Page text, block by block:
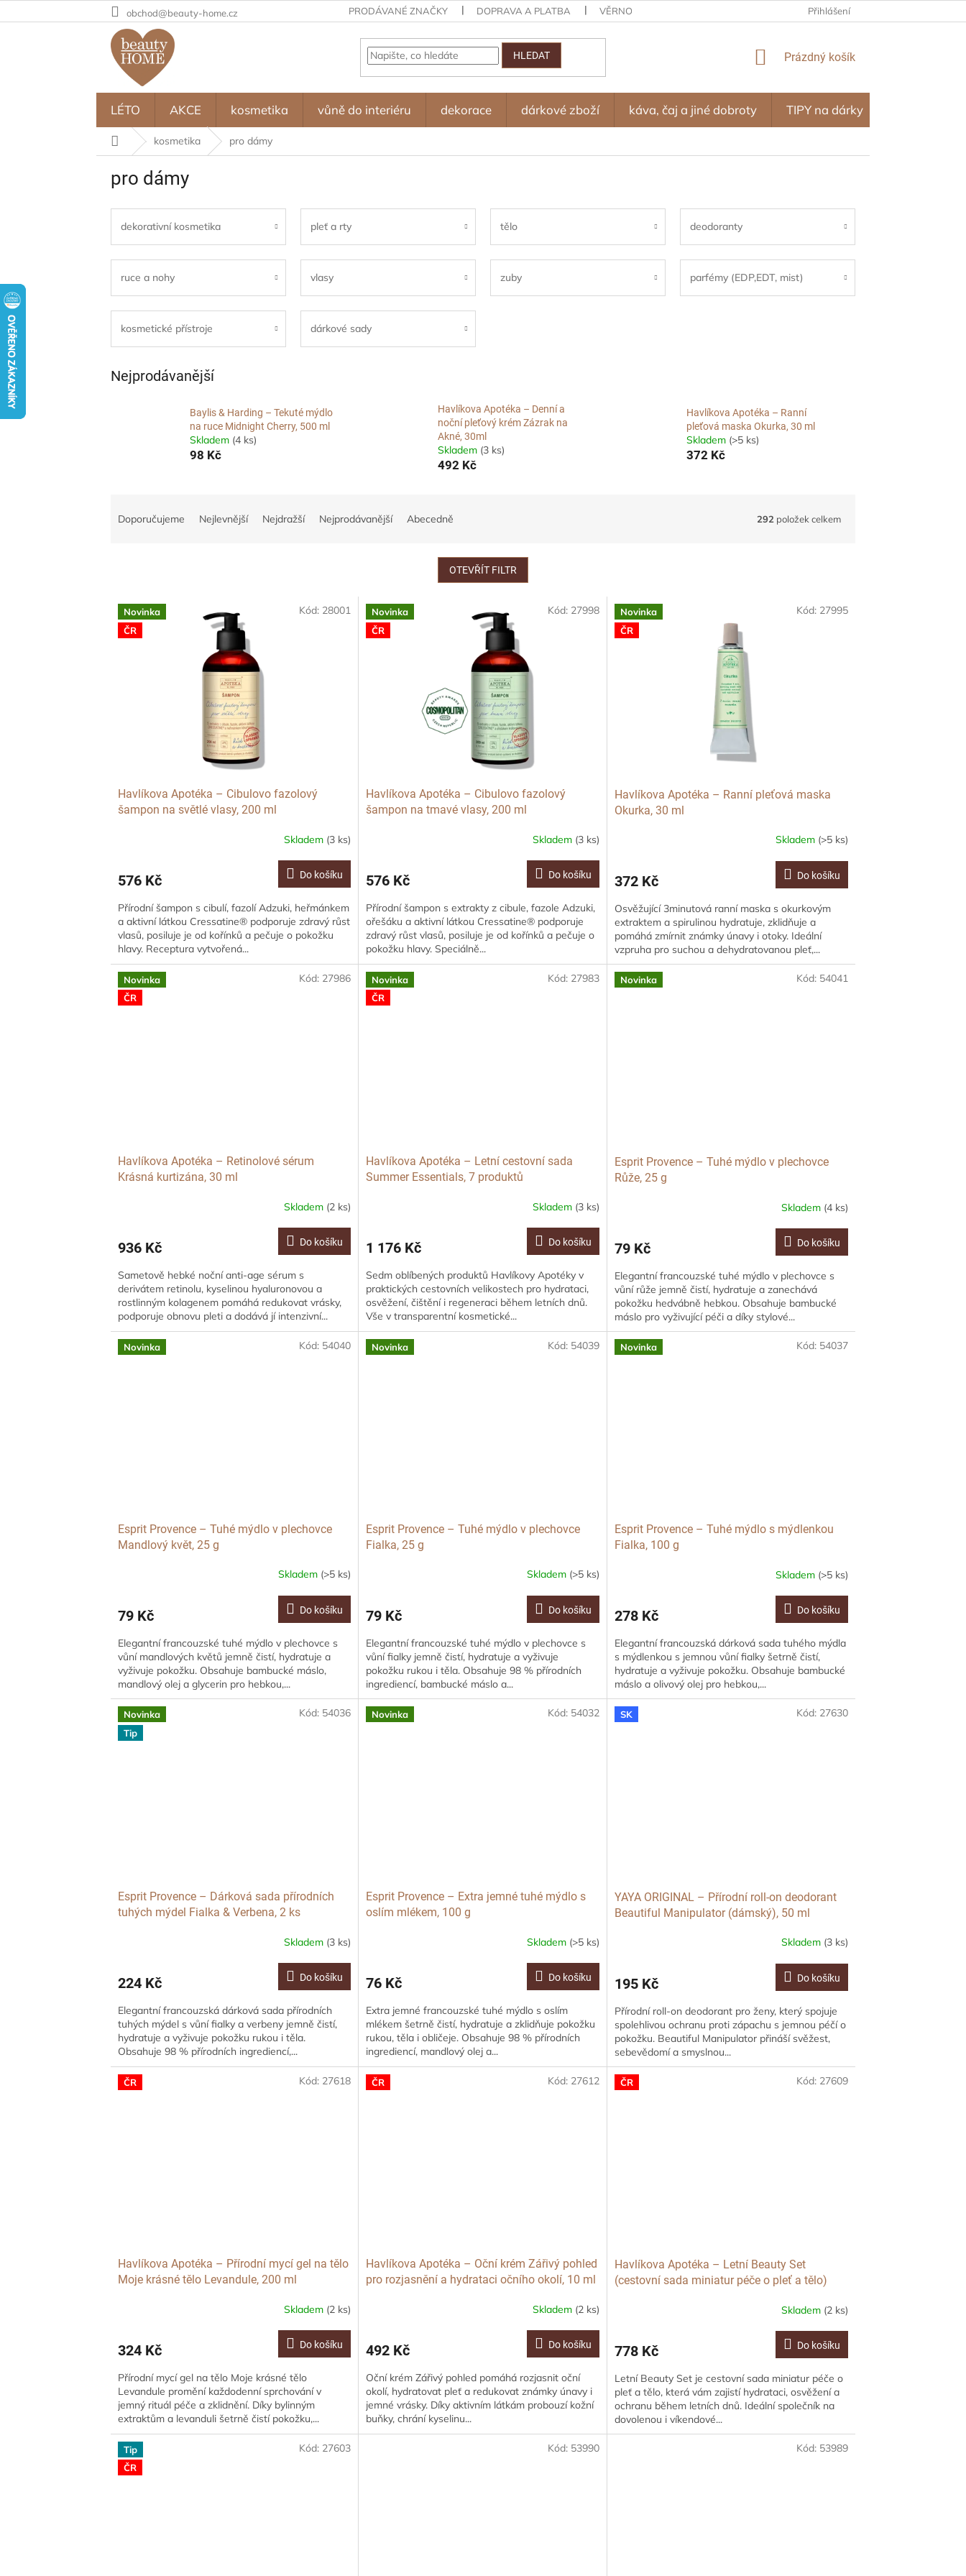
na
obchod@beauty-home.cz PRODÁVANÉ ZNAČKY DOPRAVA A PLATBA VĚRNOSTNÍ PROGRAM – ODMĚNY ZA NÁKUPY OBCHODNÍ PODMÍNKY
Přihlášení
HLEDAT
NÁKUPNÍ
Prázdný košík
LÉTO AKCE kosmetika vůně do interiéru dekorace dárkové zboží káva, čaj a jiné dobroty TIPY na dárky
Domů kosmetika pro dámy
pro dámy
dekorativní kosmetika pleť a rty tělo deodoranty
ruce a nohy vlasy zuby parfémy (EDP,EDT, mist)
kosmetické přístroje dárkové sady
Nejprodávanější
Baylis & Harding – Tekuté mýdlo
na ruce Midnight Cherry, 500 ml
Skladem (4 ks)
98 Kč
Havlíkova Apotéka – Denní a
noční pleťový krém Zázrak na
Akné, 30ml
Skladem (3 ks)
492 Kč
Havlíkova Apotéka – Ranní
pleťová maska Okurka, 30 ml
Skladem (>5 ks)
372 Kč
Doporučujeme Nejlevnější Nejdražší Nejprodávanější Abecedně 292 položek celkem
OTEVŘÍT FILTR
V
p
Novinka
ČR
Havlíkova Apotéka – Cibulovo fazolový
šampon na světlé vlasy, 200 ml
Skladem (3 ks)
576 Kč Do košíku
Přírodní šampon s cibulí, fazolí Adzuki, heřmánkem
a aktivní látkou Cressatine® podporuje zdravý růst
vlasů, posiluje je od kořínků a pečuje o pokožku
hlavy. Receptura vytvořená...
Kód: 28001
Novinka
ČR
Havlíkova Apotéka – Cibulovo fazolový
šampon na tmavé vlasy, 200 ml
Skladem (3 ks)
576 Kč Do košíku
Přírodní šampon s extrakty z cibule, fazole Adzuki,
ořešáku a aktivní látkou Cressatine® podporuje
zdravý růst vlasů, posiluje je od kořínků a pečuje o
pokožku hlavy. Speciálně...
Kód: 27998
Novinka
ČR
Havlíkova Apotéka – Ranní pleťová maska
Okurka, 30 ml
Skladem (>5 ks)
372 Kč Do košíku
Osvěžující 3minutová ranní maska s okurkovým
extraktem a spirulinou hydratuje, zklidňuje a
pomáhá zmírnit známky únavy i otoky. Ideální
vzpruha pro suchou a dehydratovanou pleť,...
Kód: 27995
Novinka
ČR
Havlíkova Apotéka – Retinolové sérum
Krásná kurtizána, 30 ml
Skladem (2 ks)
936 Kč Do košíku
Sametově hebké noční anti-age sérum s
derivátem retinolu, kyselinou hyaluronovou a
rostlinným kolagenem pomáhá redukovat vrásky,
podporuje obnovu pleti a dodává jí intenzivní...
Kód: 27986
Novinka
ČR
Havlíkova Apotéka – Letní cestovní sada
Summer Essentials, 7 produktů
Skladem (3 ks)
1 176 Kč Do košíku
Sedm oblíbených produktů Havlíkovy Apotéky v
praktických cestovních velikostech pro hydrataci,
osvěžení, čištění i regeneraci během letních dnů.
Vše v transparentní kosmetické...
Kód: 27983 Novinka
Esprit Provence – Tuhé mýdlo v plechovce
Růže, 25 g
Skladem (4 ks)
79 Kč Do košíku
Elegantní francouzské tuhé mýdlo v plechovce s
vůní růže jemně čistí, hydratuje a zanechává
pokožku hedvábně hebkou. Obsahuje bambucké
máslo pro vyživující péči a díky stylové...
Kód: 54041
Novinka
Esprit Provence – Tuhé mýdlo v plechovce
Mandlový květ, 25 g
Skladem (>5 ks)
79 Kč Do košíku
Elegantní francouzské tuhé mýdlo v plechovce s
vůní mandlových květů jemně čistí, hydratuje a
vyživuje pokožku. Obsahuje bambucké máslo,
mandlový olej a glycerin pro hebkou,...
Kód: 54040 Novinka
Esprit Provence – Tuhé mýdlo v plechovce
Fialka, 25 g
Skladem (>5 ks)
79 Kč Do košíku
Elegantní francouzské tuhé mýdlo v plechovce s
vůní fialky jemně čistí, hydratuje a vyživuje
pokožku rukou i těla. Obsahuje 98 % přírodních
ingrediencí, bambucké máslo a...
Kód: 54039 Novinka
Esprit Provence – Tuhé mýdlo s mýdlenkou
Fialka, 100 g
Skladem (>5 ks)
278 Kč Do košíku
Elegantní francouzská dárková sada tuhého mýdla
s mýdlenkou s jemnou vůní fialky šetrně čistí,
hydratuje a vyživuje pokožku. Obsahuje bambucké
máslo a olivový olej pro hebkou,...
Kód: 54037
Novinka
Tip
Esprit Provence – Dárková sada přírodních
tuhých mýdel Fialka & Verbena, 2 ks
Skladem (3 ks)
224 Kč Do košíku
Elegantní francouzská dárková sada přírodních
tuhých mýdel s vůní fialky a verbeny jemně čistí,
hydratuje a vyživuje pokožku rukou i těla.
Obsahuje 98 % přírodních ingrediencí,...
Kód: 54036 Novinka
Esprit Provence – Extra jemné tuhé mýdlo s
oslím mlékem, 100 g
Skladem (>5 ks)
76 Kč Do košíku
Extra jemné francouzské tuhé mýdlo s oslím
mlékem šetrně čistí, hydratuje a zklidňuje pokožku
rukou, těla i obličeje. Obsahuje 98 % přírodních
ingrediencí, mandlový olej a...
Kód: 54032 SK
YAYA ORIGINAL – Přírodní roll-on deodorant
Beautiful Manipulator (dámský), 50 ml
Skladem (3 ks)
195 Kč Do košíku
Přírodní roll-on deodorant pro ženy, který spojuje
spolehlivou ochranu proti zápachu s jemnou péčí o
pokožku. Beautiful Manipulator přináší svěžest,
sebevědomí a smyslnou...
Kód: 27630
ČR
Havlíkova Apotéka – Přírodní mycí gel na tělo
Moje krásné tělo Levandule, 200 ml
Skladem (2 ks)
324 Kč Do košíku
Přírodní mycí gel na tělo Moje krásné tělo
Levandule promění každodenní sprchování v
jemný rituál péče a zklidnění. Díky bylinným
extraktům a levanduli šetrně čistí pokožku,...
Kód: 27618 ČR
Havlíkova Apotéka – Oční krém Zářivý pohled
pro rozjasnění a hydrataci očního okolí, 10 ml
Skladem (2 ks)
492 Kč Do košíku
Oční krém Zářivý pohled pomáhá rozjasnit oční
okolí, hydratovat pleť a redukovat známky únavy i
jemné vrásky. Díky aktivním látkám probouzí kožní
buňky, chrání kyselinu...
Kód: 27612 ČR
Havlíkova Apotéka – Letní Beauty Set
(cestovní sada miniatur péče o pleť a tělo)
Skladem (2 ks)
778 Kč Do košíku
Letní Beauty Set je cestovní sada miniatur péče o
pleť a tělo, která vám zajistí hydrataci, osvěžení a
ochranu během letních dnů. Ideální společník na
dovolenou i víkendové...
Kód: 27609
Tip
ČR
Kód: 27603 Kód: 53990 Kód: 53989